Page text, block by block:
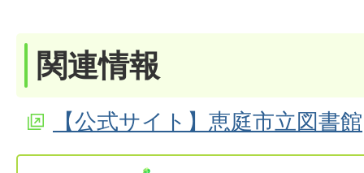
関連情報
【公式サイト】恵庭市立図書館